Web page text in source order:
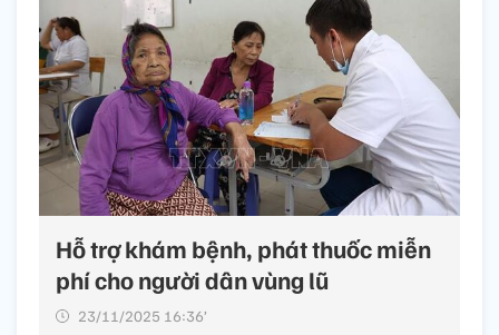
Hỗ trợ khám bệnh, phát thuốc miễn
phí cho người dân vùng lũ
23/11/2025 16:36’